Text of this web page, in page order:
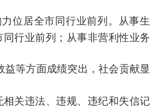
位居全市同行业前列。从事生
行业前列； 从事非营利性业务
益等方面成绩突出，社会贡献显
关违法、违规、违纪和失信记